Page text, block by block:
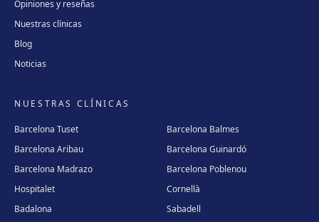
Opiniones y reseñas
Nuestras clínicas
Blog
Noticias
NUESTRAS CLÍNICAS
Barcelona Tuset
Barcelona Balmes
Barcelona Aribau
Barcelona Guinardó
Barcelona Madrazo
Barcelona Poblenou
Hospitalet
Cornellà
Badalona
Sabadell